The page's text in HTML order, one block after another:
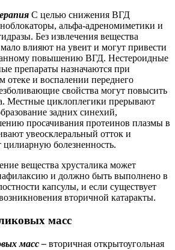
С целью снижения ВГД
альфа-адреномиметики и
Без извлечения вещества
влияют на увеит и могут привести
повышению ВГД. Нестероидные
препараты назначаются при
отеке и воспалении переднего
свойства могут повысить
Местные циклоплегики прерывают
задних синехий,
просачивания протеинов плазмы в
увеосклеральный отток и
болезненность.
вещества хрусталика может
и должно быть выполнено в
капсулы, и если существует
вторичной катаракты.
масс
масс – вторичная открытоугольная